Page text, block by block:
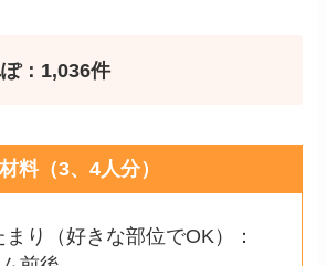
：1,036件
材料（3、4人分）
まり（好きな部位でOK）：